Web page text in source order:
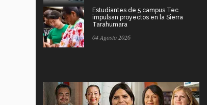
Estudiantes de 5 campus Tec
impulsan proyectos en la Sierra
Tarahumara
04 Agosto 2026